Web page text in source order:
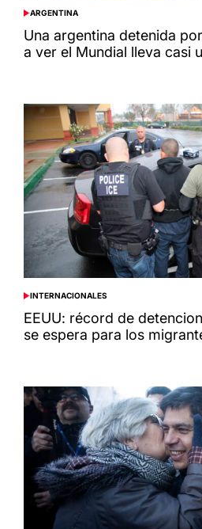
POSTED
IN
ARGENTINA
Una argentina detenida
a ver el Mundial lleva casi
POSTED
IN
INTERNACIONALES
EEUU: récord de
se espera para los